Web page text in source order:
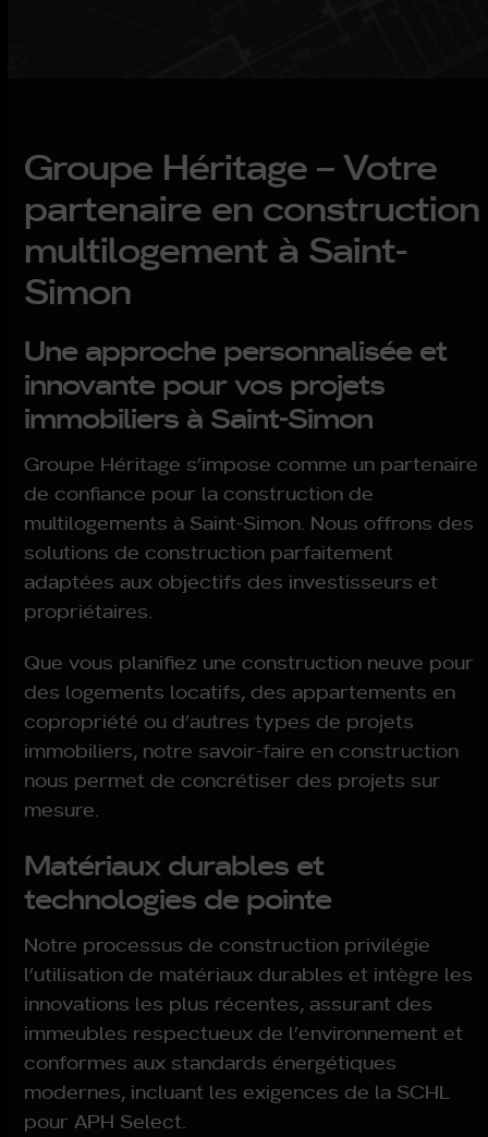
Groupe Héritage – Votre
partenaire en construction
multilogement à Saint-
Simon
Une approche personnalisée et
innovante pour vos projets
immobiliers à Saint-Simon
Groupe Héritage s’impose comme un partenaire
de confiance pour la construction de
multilogements à Saint-Simon. Nous offrons des
solutions de construction parfaitement
adaptées aux objectifs des investisseurs et
propriétaires.
Que vous planifiez une construction neuve pour
des logements locatifs, des appartements en
copropriété ou d’autres types de projets
immobiliers, notre savoir-faire en construction
nous permet de concrétiser des projets sur
mesure.
Matériaux durables et
technologies de pointe
Notre processus de construction privilégie
l’utilisation de matériaux durables et intègre les
innovations les plus récentes, assurant des
immeubles respectueux de l’environnement et
conformes aux standards énergétiques
modernes, incluant les exigences de la SCHL
pour APH Select.